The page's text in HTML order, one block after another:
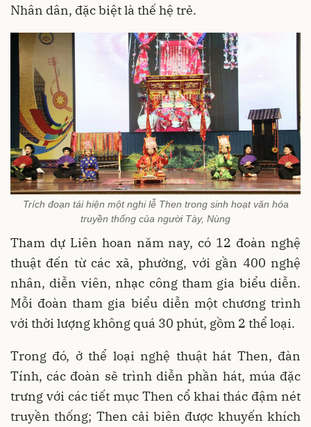
Nhân dân, đặc biệt là thế hệ trẻ.
Trích đoạn tái hiện một nghi lễ Then trong sinh hoạt văn hóa
truyền thống của người Tày, Nùng
Tham dự Liên hoan năm nay, có 12 đoàn nghệ
thuật đến từ các xã, phường, với gần 400 nghệ
nhân, diễn viên, nhạc công tham gia biểu diễn.
Mỗi đoàn tham gia biểu diễn một chương trình
với thời lượng không quá 30 phút, gồm 2 thể loại.
Trong đó, ở thể loại nghệ thuật hát Then, đàn
Tính, các đoàn sẽ trình diễn phần hát, múa đặc
trưng với các tiết mục Then cổ khai thác đậm nét
truyền thống; Then cải biên được khuyến khích